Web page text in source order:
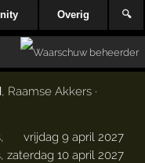
Overig 🔍
, Raamse Akkers ·
,
vrijdag 9 april 2027
,zaterdag 10 april 2027